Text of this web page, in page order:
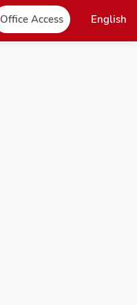
Office Access English